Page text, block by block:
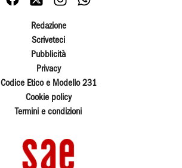
Redazione
Scriveteci
Pubblicità
Privacy
Codice Etico e Modello 231
Cookie policy
Termini e condizioni